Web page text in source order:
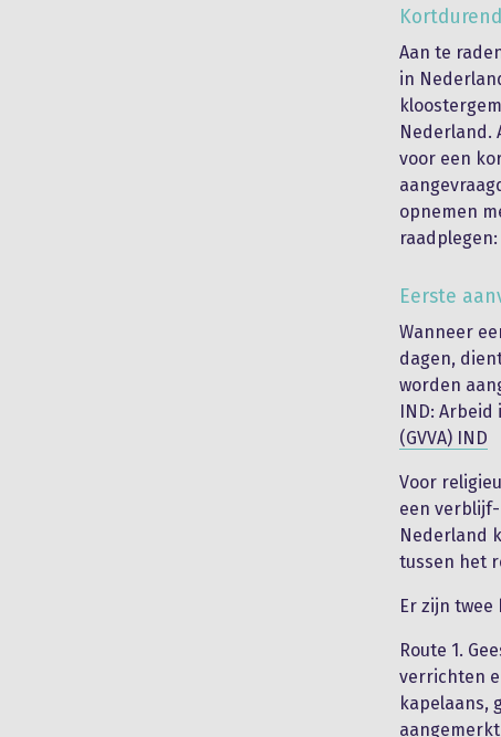
Aan te
in
Nederland.
voor een
opnemen
raadplegen:
Eerste
Wanneer
dagen,
worden
IND:
(GVVA) IND
Voor
een
Nederland
tussen het
Er zijn
Route 1.
verrichten
kapelaans,
aangemerkt